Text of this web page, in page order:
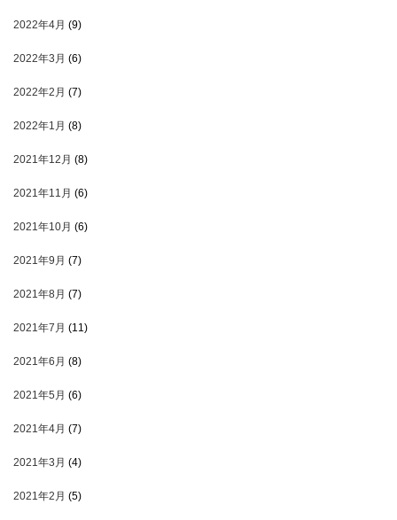
2022年4月 (9)
2022年3月 (6)
2022年2月 (7)
2022年1月 (8)
2021年12月 (8)
2021年11月 (6)
2021年10月 (6)
2021年9月 (7)
2021年8月 (7)
2021年7月 (11)
2021年6月 (8)
2021年5月 (6)
2021年4月 (7)
2021年3月 (4)
2021年2月 (5)